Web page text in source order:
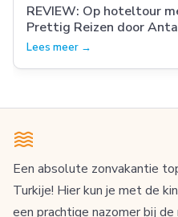
REVIEW: Op hoteltour
Prettig Reizen door
Lees meer →
Een absolute zonvakantie
Turkije! Hier kun je met de
een prachtige nazomer bij